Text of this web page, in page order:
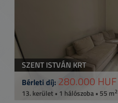
SZENT ISTVÁN KRT
Bérleti díj: 280.000 HUF
13. kerület • 1 hálószoba • 55 m2